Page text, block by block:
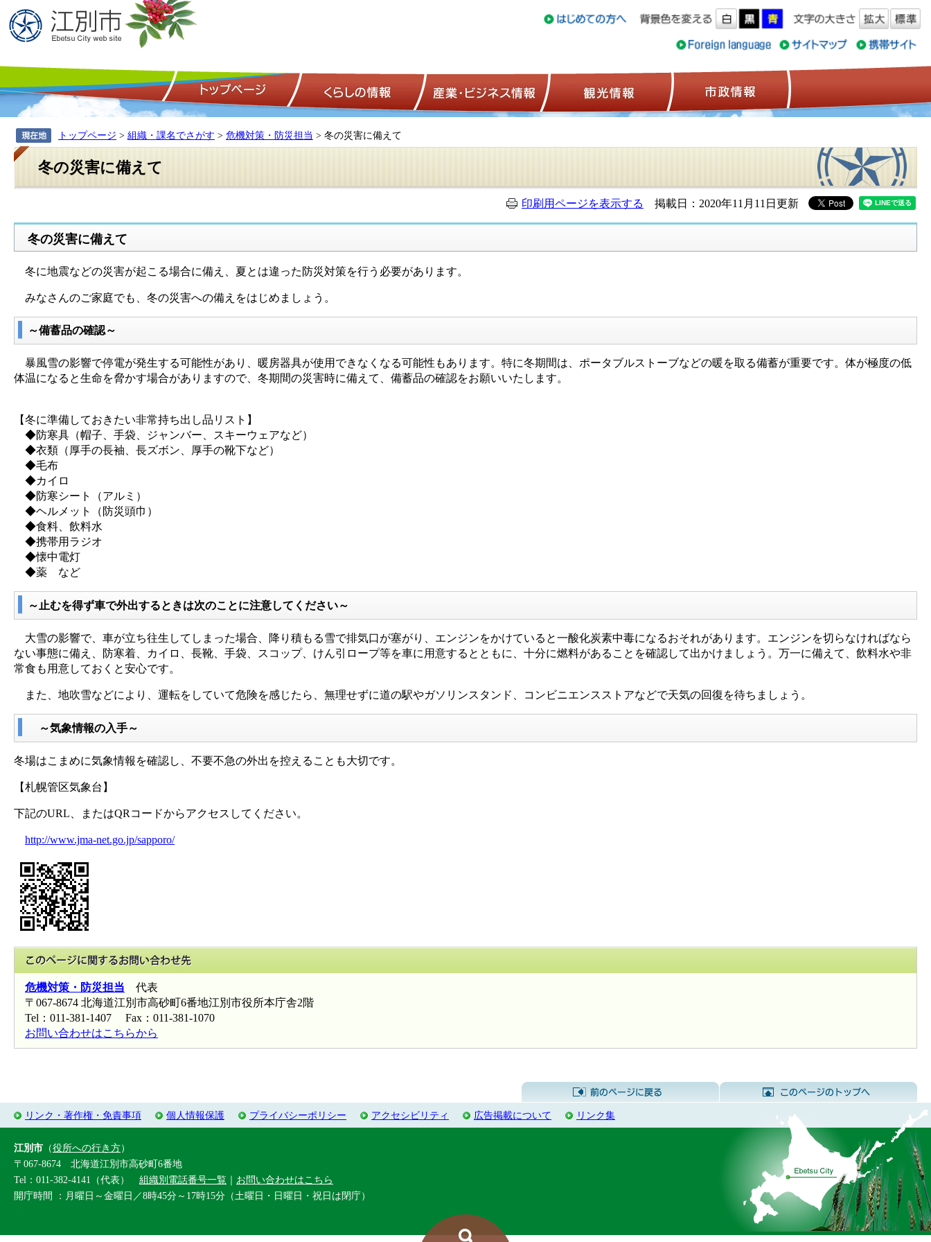
トップページ くらしの情報 産業・ビジネス情報 観光情報
トップページ > 組織・課名でさがす > 危機対策・防災担当 > 冬の災害に備えて
冬の災害に備えて
印刷用ページを表示する 掲載日：2020年11月11日更新
冬の災害に備えて
冬に地震などの災害が起こる場合に備え、夏とは違った防災対策を行う必要があります。
みなさんのご家庭でも、冬の災害への備えをはじめましょう。
～備蓄品の確認～
暴風雪の影響で停電が発生する可能性があり、暖房器具が使用できなくなる可能性もあります。特に冬期間は、ポータブルストーブなどの暖を取る備蓄が重要です。体が極度の低
体温になると生命を脅かす場合がありますので、冬期間の災害時に備えて、備蓄品の確認をお願いいたします。
【冬に準備しておきたい非常持ち出し品リスト】
◆防寒具（帽子、手袋、ジャンバー、スキーウェアなど）
◆衣類（厚手の長袖、長ズボン、厚手の靴下など）
◆毛布
◆カイロ
◆防寒シート（アルミ）
◆ヘルメット（防災頭巾）
◆食料、飲料水
◆携帯用ラジオ
◆懐中電灯
◆薬 など
～止むを得ず車で外出するときは次のことに注意してください～
大雪の影響で、車が立ち往生してしまった場合、降り積もる雪で排気口が塞がり、エンジンをかけていると一酸化炭素中毒になるおそれがあります。エンジンを切らなければなら
ない事態に備え、防寒着、カイロ、長靴、手袋、スコップ、けん引ロープ等を車に用意するとともに、十分に燃料があることを確認して出かけましょう。万一に備えて、飲料水や非
常食も用意しておくと安心です。
また、地吹雪などにより、運転をしていて危険を感じたら、無理せずに道の駅やガソリンスタンド、コンビニエンスストアなどで天気の回復を待ちましょう。
～気象情報の入手～
冬場はこまめに気象情報を確認し、不要不急の外出を控えることも大切です。
【札幌管区気象台】
下記のURL、またはQRコードからアクセスしてください。
http://www.jma-net.go.jp/sapporo/
危機対策・防災担当 代表
〒067-8674 北海道江別市高砂町6番地江別市役所本庁舎2階
Tel：011-381-1407 Fax：011-381-1070
お問い合わせはこちらから
前のページに戻る
リンク・著作権・免責事項 個人情報保護 プライバシーポリシー アクセシビリティ 広告掲載について リンク集
江別市 （役所への行き方）
〒067-8674 北海道江別市高砂町6番地
Tel：011-382-4141（代表） 組織別電話番号一覧 ｜ お問い合わせはこちら
開庁時間 ：月曜日～金曜日／8時45分～17時15分（土曜日・日曜日・祝日は閉庁）